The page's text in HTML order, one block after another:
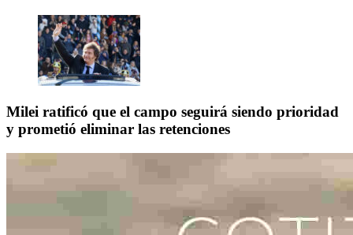
Milei ratificó que el campo seguirá siendo prioridad
y prometió eliminar las retenciones